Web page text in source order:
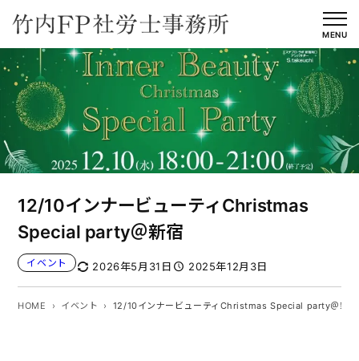
を
ス
ッ
プ
MENU
12/10インナービューティChristmas
Special party＠新宿
イベント 2026年5月31日 2025年12月3日
HOME イベント 12/10インナービューティChristmas Special party＠新宿